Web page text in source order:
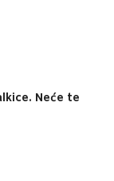
Neće te